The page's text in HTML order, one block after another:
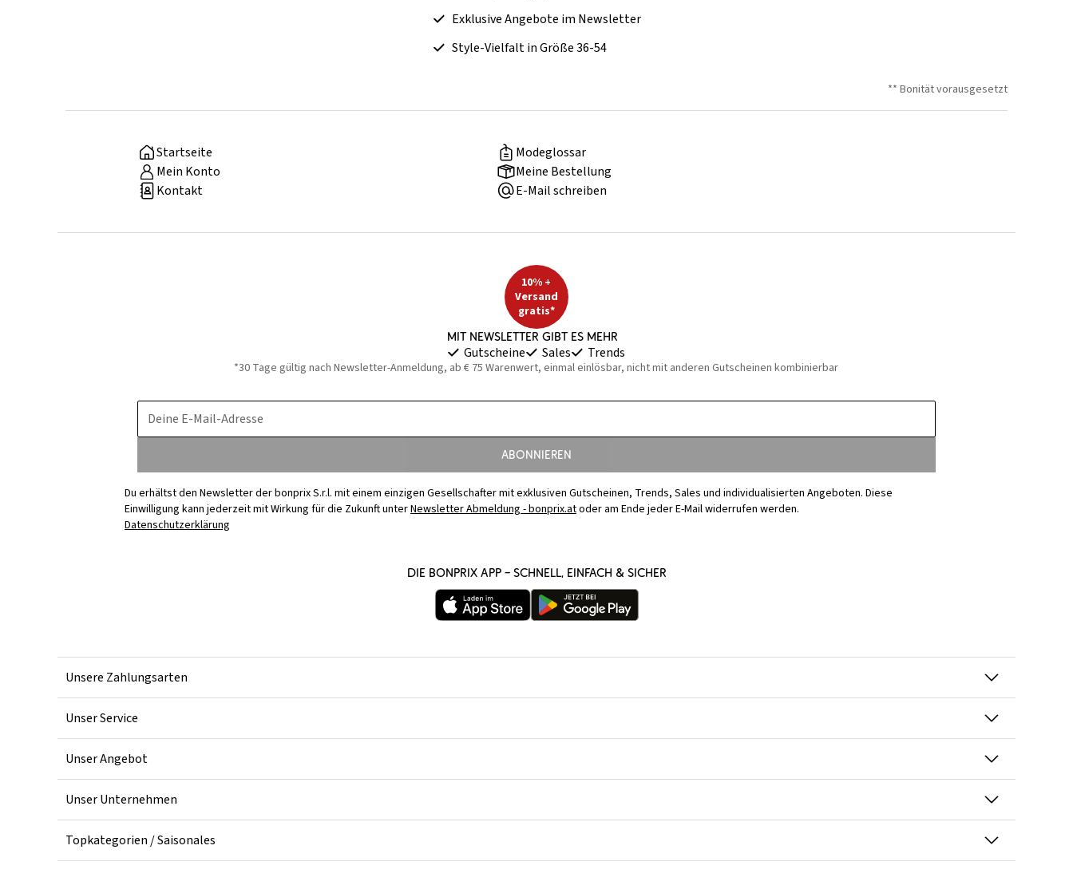
Exklusive Angebote im Newsletter
Style-Vielfalt in Größe 36-54
** Bonität vorausgesetzt
Startseite
Modeglossar
Mein Konto
Meine Bestellung
Kontakt
E-Mail schreiben
10% +
Versand
gratis*
Mit Newsletter gibt es mehr
Gutscheine Sales Trends
*30 Tage gültig nach Newsletter-Anmeldung, ab € 75 Warenwert, einmal einlösbar, nicht mit anderen Gutscheinen kombinierbar
Deine E-Mail-Adresse
Abonnieren
Du erhältst den Newsletter der bonprix S.r.l. mit einem einzigen Gesellschafter mit exklusiven Gutscheinen, Trends, Sales und individualisierten Angeboten. Diese
Einwilligung kann jederzeit mit Wirkung für die Zukunft unterNewsletter Abmeldung - bonprix.atoder am Ende jeder E-Mail widerrufen werden.
Datenschutzerklärung
Die bonprix App – schnell, einfach & sicher
Unsere Zahlungsarten
Unser Service
Unser Angebot
Unser Unternehmen
Topkategorien / Saisonales